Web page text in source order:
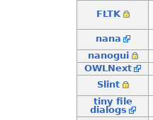
FLTK
nana
nanogui
OWLNext
Slint
tiny file
dialogs